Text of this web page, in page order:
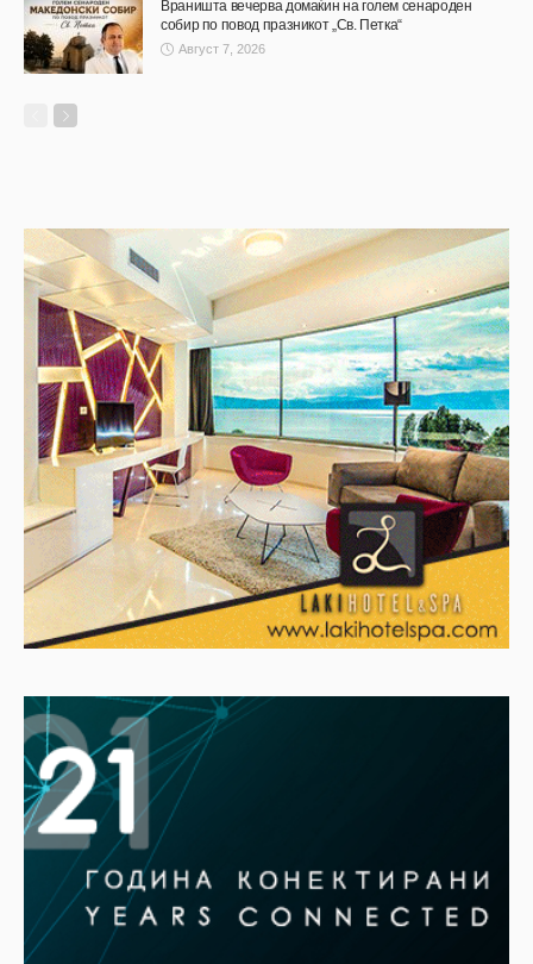
Враништа вечерва домаќин на голем сенароден
собир по повод празникот „Св. Петка“
Август 7, 2026